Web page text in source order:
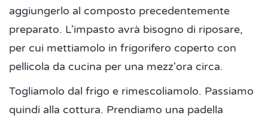
aggiungerlo al composto precedentemente
preparato. L'impasto avrà bisogno di riposare,
per cui mettiamolo in frigorifero coperto con
pellicola da cucina per una mezz'ora circa.
Togliamolo dal frigo e rimescoliamolo. Passiamo
quindi alla cottura. Prendiamo una padella